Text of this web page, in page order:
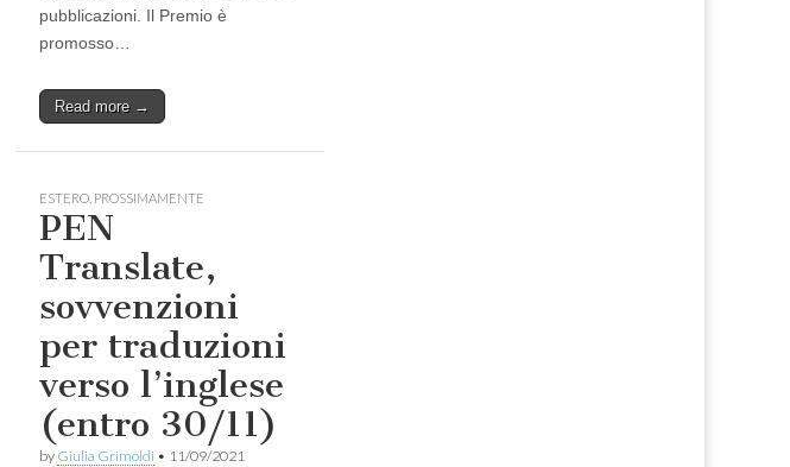
pubblicazioni. Il Premio è
promosso…
Read more →
ESTERO PROSSIMAMENTE
PEN
Translate,
sovvenzioni
per traduzioni
verso l’inglese
(entro 30/11)
by Giulia Grimoldi • 11/09/2021